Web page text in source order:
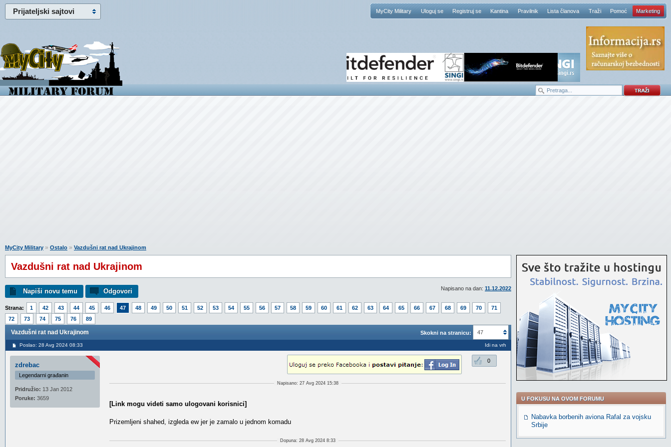
Prijateljski sajtovi MyCity Military Uloguj se Registruj se Kantina Pravilnik Lista članova Traži Pomoć Marketing
MyCity Military » Ostalo » Vazdušni rat nad Ukrajinom
Vazdušni rat nad Ukrajinom
Napisano na dan: 11.12.2022
Napiši novu temu Odgovori
Strana: 1 42 43 44 45 46 47 48 49 50 51 52 53 54 55 56 57 58 59 60 61 62 63 64 65 66 67 68 69 70
71
72
73 74 75 76 89
Skokni na stranicu: 47
Vazdušni rat nad Ukrajinom
Poslao: 28 Avg 2024 08:33 Idi na vrh
zdrebac
Legendarni građanin
Pridružio: 13 Jan 2012
Poruke: 3659
0
Napisano: 27 Avg 2024 15:38
[Link mogu videti samo ulogovani korisnici]
Prizemljeni shahed, izgleda ew jer je zamalo u jednom komadu
Dopuna: 28 Avg 2024 8:33
U FOKUSU NA OVOM FORUMU
Nabavka borbenih aviona Rafal za vojsku
Srbije